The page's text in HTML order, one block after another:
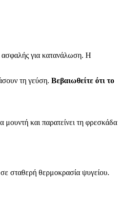
ασφαλής για κατανάλωση. Η
τη γεύση. Βεβαιωθείτε ότι το
και παρατείνει τη φρεσκάδα
σταθερή θερμοκρασία ψυγείου.